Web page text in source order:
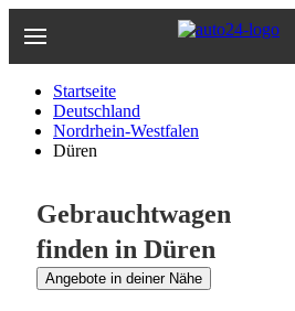
Hauptinhalt
Startseite
Deutschland
Nordrhein-Westfalen
Düren
Gebrauchtwagen
finden in Düren
Angebote in deiner Nähe